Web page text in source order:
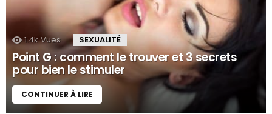
1.4k Vues SEXUALITÉ
Point G : comment le trouver et 3 secrets
pour bien le stimuler
CONTINUER À LIRE